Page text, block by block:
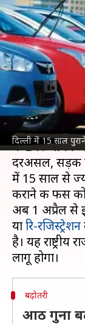
दिल्ली में 15 साल
अप्रैल से 8
पुराने
इतने पैसे
लेखन अविनाश Mar
क्या है खबर?
अगर आप भी
ये खबर आपके
दरअसल, सड़क
में 15 साल से
कराने की फीस
अब 1 अप्रैल से
यारि-रजिस्ट्रेशन
है। यह राष्ट्रीय
बढ़ोतरी
आठ गुना